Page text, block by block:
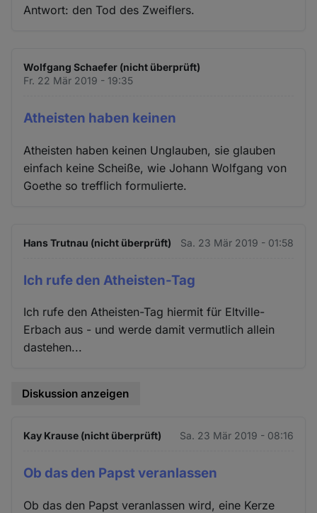
Antwort: den Tod des Zweiflers.
Wolfgang Schaefer (nicht überprüft)
Fr. 22 Mär 2019 - 19:35
Atheisten haben keinen
Atheisten haben keinen Unglauben, sie glauben
einfach keine Scheiße, wie Johann Wolfgang von
Goethe so trefflich formulierte.
Hans Trutnau (nicht überprüft) Sa. 23 Mär 2019 - 01:58
Ich rufe den Atheisten-Tag
Ich rufe den Atheisten-Tag hiermit für Eltville-
Erbach aus - und werde damit vermutlich allein
dastehen...
Diskussion anzeigen
Kay Krause (nicht überprüft) Sa. 23 Mär 2019 - 08:16
Ob das den Papst veranlassen
Ob das den Papst veranlassen wird, eine Kerze